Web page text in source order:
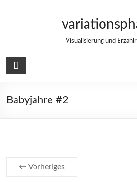
Visualisierung und
Babyjahre #2
← Vorheriges